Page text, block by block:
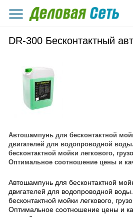
DR-300 Бесконтактный
Автошампунь для бесконтактной
двигателей для водопроводной
бесконтактной мойки легкового,
Оптимальное соотношение цены и
Автошампунь для бесконтактной
двигателей для водопроводной
бесконтактной мойки легкового,
Оптимальное соотношение цены и